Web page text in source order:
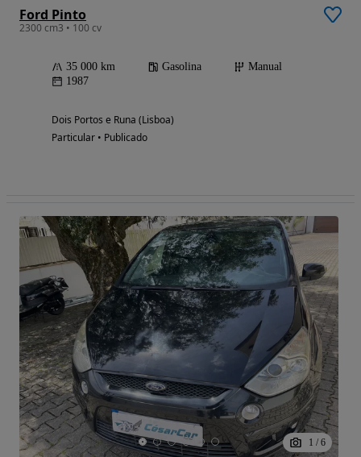
Ford Pinto
2300 cm3 • 100 cv
35 000 km Gasolina
Manual
1987
Dois Portos e Runa (Lisboa)
Particular • Publicado
1 / 6